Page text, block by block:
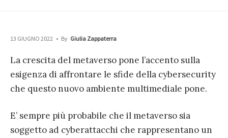
13 GIUGNO 2022 • By Giulia Zappaterra
La crescita del metaverso pone l’accento sulla
esigenza di affrontare le sfide della cybersecurity
che questo nuovo ambiente multimediale pone.
E’ sempre più probabile che il metaverso sia
soggetto ad cyberattacchi che rappresentano un